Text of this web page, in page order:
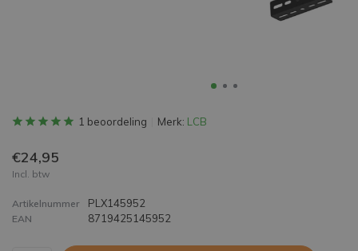
1 beoordeling Merk: LCB
€24,95
Incl. btw
Artikelnummer PLX145952
EAN 8719425145952